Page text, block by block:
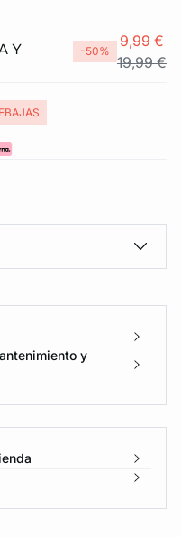
Y
-50%
9,99 €
19,99 €
y